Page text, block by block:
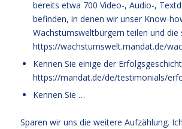
bereits etwa 700 Video-, Audio-,
befinden, in denen wir unser Know-
Wachstumsweltbürgern teilen und die
https://wachstumswelt.mandat.de/
Kennen Sie einige der
https://mandat.de/de/testimonials/
Kennen Sie …
Sparen wir uns die weitere Aufzählung.